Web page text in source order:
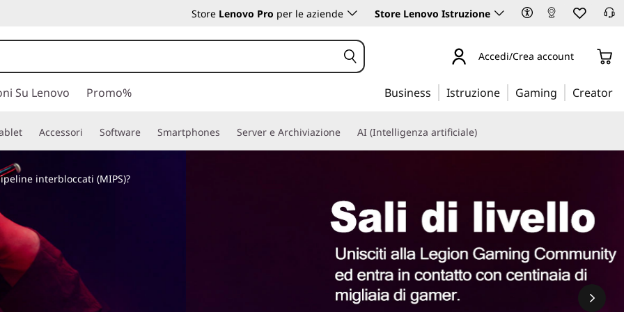
Store Lenovo Pro per le aziende Store Lenovo Istruzione
Accedi/Crea account
Su Lenovo Promo% Business Istruzione Gaming Creator
Accessori Software Smartphones Server e Archiviazione AI (Intelligenza artificiale)
interbloccati (MIPS)?